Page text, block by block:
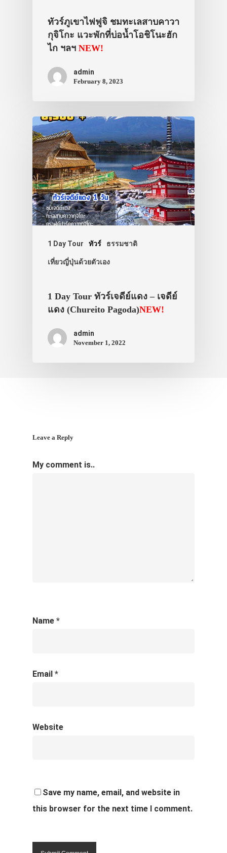
ทัวร์ภูเขาไฟฟูจิ ชมทะเลสาบคาวา
กุจิโกะ แวะพักที่บ่อน้ำโอชิโนะฮัก
ไก ฯลฯ NEW!
admin
February 8, 2023
1 Day Tour ทัวร์ ธรรมชาติ
เที่ยวญี่ปุ่นด้วยตัวเอง
1 Day Tour ทัวร์เจดีย์แดง – เจดีย์
แดง (Chureito Pagoda)NEW!
admin
November 1, 2022
Leave a Reply
My comment is..
Name *
Email *
Website
Save my name, email, and website in
this browser for the next time I comment.
ประเทศญี่ปุ่น
เที่ยวญี่ปุ่นด้ว
เอง
รถบัส
เดินทาง
ทัวร์
ที่พัก
สาระน่ารู้